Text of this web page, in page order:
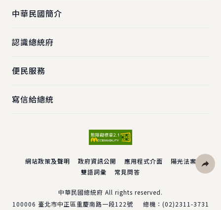
中華民國簡介
認識總統府
便民服務
寫信給總統
網站政策及聲明 政府資訊公開 應用程式介面
陽光法案
雙語詞彙
常見問答
中華民國總統府 All rights reserved.
100006 臺北市中正區重慶南路一段122號 總機： (02)2311-3731